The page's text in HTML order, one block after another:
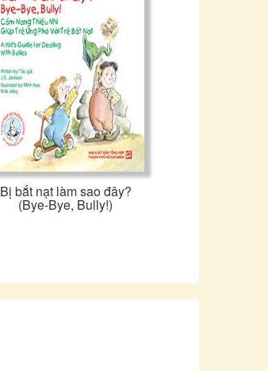
Bị bắt nạt làm sao đây?
(Bye-Bye, Bully!)